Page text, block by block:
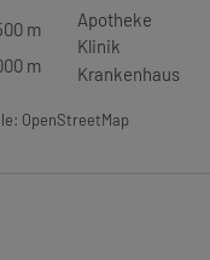
m
m
Apotheke
Klinik
Krankenhaus
OpenStreetMap